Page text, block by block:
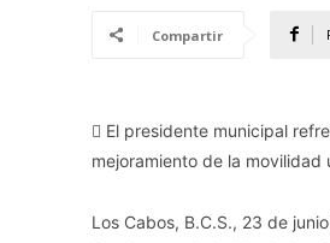
Compartir
 El presidente municipal
mejoramiento de la movilidad
Los Cabos, B.C.S., 23 de